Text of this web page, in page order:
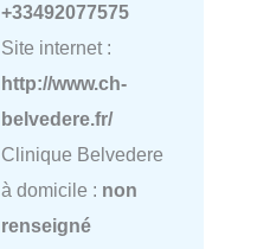
+33492077575
Site internet :
http://www.ch-
belvedere.fr/
Clinique Belvedere
à domicile : non
renseigné